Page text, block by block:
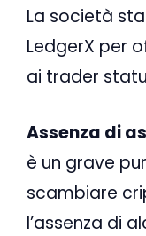
La società
LedgerX per
ai trader
Assenza di
è un grave
scambiare
l’assenza di